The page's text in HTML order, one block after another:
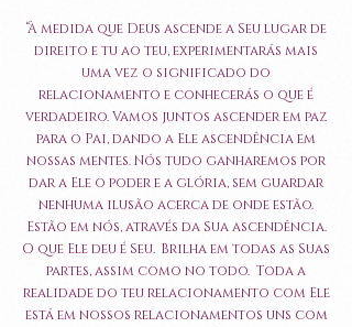
“À medida que Deus ascende a Seu lugar de
direito e tu ao teu, experimentarás mais
uma vez o significado do
relacionamento e conhecerás o que é
verdadeiro.​Vamos juntos ascender em paz
para o Pai, dando a Ele ascendência em
nossas mentes. Nós tudo ganharemos por
dar a Ele o poder e a glória, sem guardar
nenhuma ilusão acerca de onde estão.
Estão em nós, através da Sua ascendência.
O que Ele deu é Seu. Brilha em todas as Suas
partes, assim como no todo. Toda a
realidade do teu relacionamento com Ele
está em nossos relacionamentos uns com